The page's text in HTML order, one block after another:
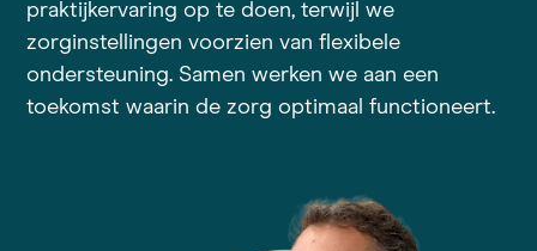
praktijkervaring op te doen, terwijl we
zorginstellingen voorzien van flexibele
ondersteuning. Samen werken we aan een
toekomst waarin de zorg optimaal functioneert.